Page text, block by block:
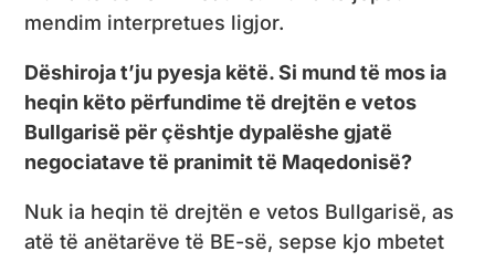
mendim interpretues ligjor.
Dëshiroja t’ju pyesja këtë. Si mund të mos ia
heqin këto përfundime të drejtën e vetos
Bullgarisë për çështje dypalëshe gjatë
negociatave të pranimit të Maqedonisë?
Nuk ia heqin të drejtën e vetos Bullgarisë, as
atë të anëtarëve të BE-së, sepse kjo mbetet